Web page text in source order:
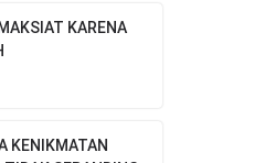
KARENA
KENIKMATAN